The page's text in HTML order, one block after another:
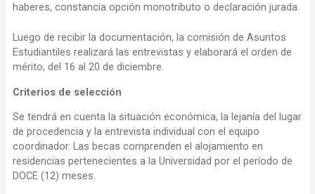
haberes, constancia opción monotributo o declaración jurada.
Luego de recibir la documentación, la comisión de Asuntos
Estudiantiles realizará las entrevistas y elaborará el orden de
mérito, del 16 al 20 de diciembre.
Criterios de selección
Se tendrá en cuenta la situación económica, la lejanía del lugar
de procedencia y la entrevista individual con el equipo
coordinador. Las becas comprenden el alojamiento en
residencias pertenecientes a la Universidad por el período de
DOCE (12) meses.